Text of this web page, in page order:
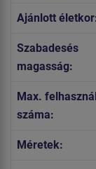
Ajánlott
Szabadesés
magasság:
Max.
száma:
Méretek: